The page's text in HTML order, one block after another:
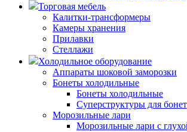
Торговая мебель
Калитки-трансформеры
Камеры хранения
Прилавки
Стеллажи
Холодильное оборудование
Аппараты шоковой заморозки
Бонеты холодильные
Бонеты холодильные
Суперструктуры для бонет
Морозильные лари
Морозильные лари с